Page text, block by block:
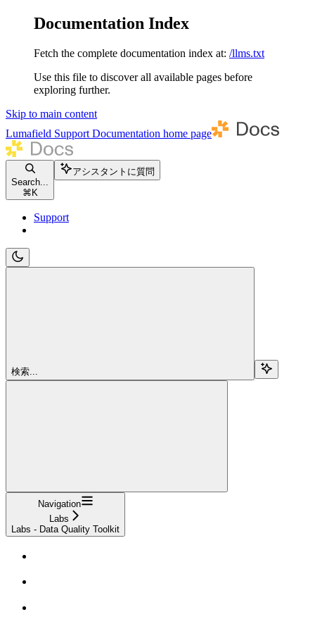
Documentation Index
Fetch the complete documentation index at: /llms.txt
Use this file to discover all available pages before
exploring further.
Skip to main content
Lumafield Support Documentation home page
Search...
⌘ K
アシスタントに質問
Support
検索...
Navigation
Labs
Labs - Data Quality Toolkit